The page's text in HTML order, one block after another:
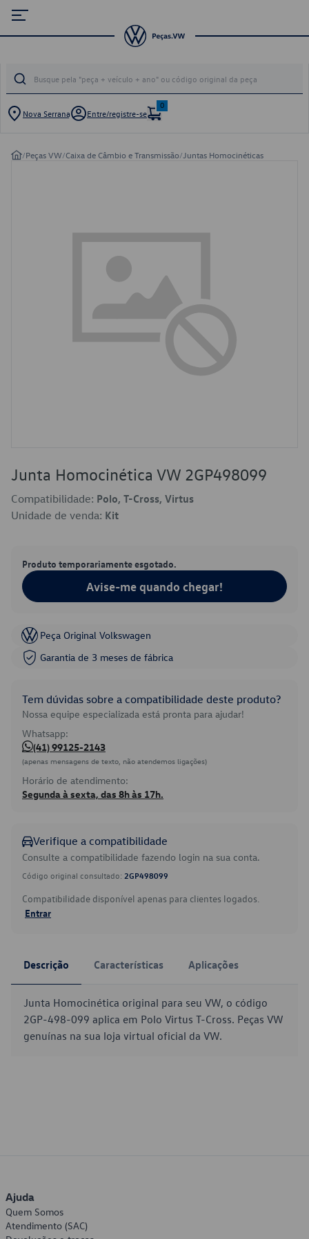
Nova Serrana Entre/registre-se
0
/Peças VW/Caixa de Câmbio e Transmissão/ Juntas Homocinéticas
Junta Homocinética VW 2GP498099
Compatibilidade: Polo, T-Cross, Virtus
Unidade de venda: Kit
Produto temporariamente esgotado.
Avise-me quando chegar!
Peça Original Volkswagen
Garantia de 3 meses de fábrica
Tem dúvidas sobre a compatibilidade deste produto?
Nossa equipe especializada está pronta para ajudar!
Whatsapp:
(41) 99125-2143
(apenas mensagens de texto, não atendemos ligações)
Horário de atendimento:
Segunda à sexta, das 8h às 17h.
Verifique a compatibilidade
Consulte a compatibilidade fazendo login na sua conta.
Código original consultado: 2GP498099
Compatibilidade disponível apenas para clientes logados.
Entrar
Descrição Características Aplicações
Junta Homocinética original para seu VW, o código
2GP-498-099 aplica em Polo Virtus T-Cross. Peças VW
genuínas na sua loja virtual oficial da VW.
Ajuda
Quem Somos
Atendimento (SAC)